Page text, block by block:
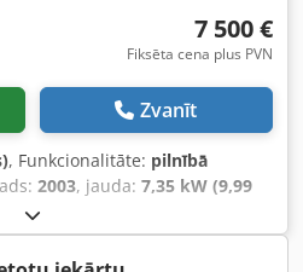
7 500 €
Fiksēta cena plus PVN
Zvanīt
, Funkcionalitāte: pilnībā
2003, jauda: 7,35 kW (9,99
Vienass traktors /
L100AE dīzeļdzinējs - 4